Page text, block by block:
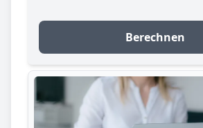
Berechnen